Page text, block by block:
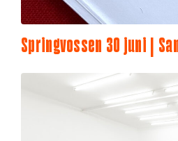
Springvossen 30 juni |